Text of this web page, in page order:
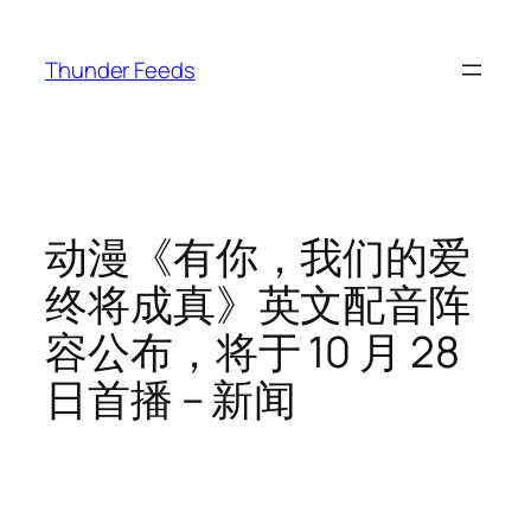
Thunder Feeds
动漫《有你，我们的爱
终将成真》英文配音阵
容公布，将于 10 月 28
日首播 – 新闻